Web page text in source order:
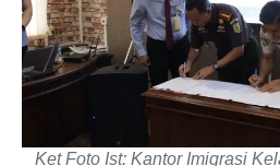
Ket Foto Ist: Kantor Imigrasi